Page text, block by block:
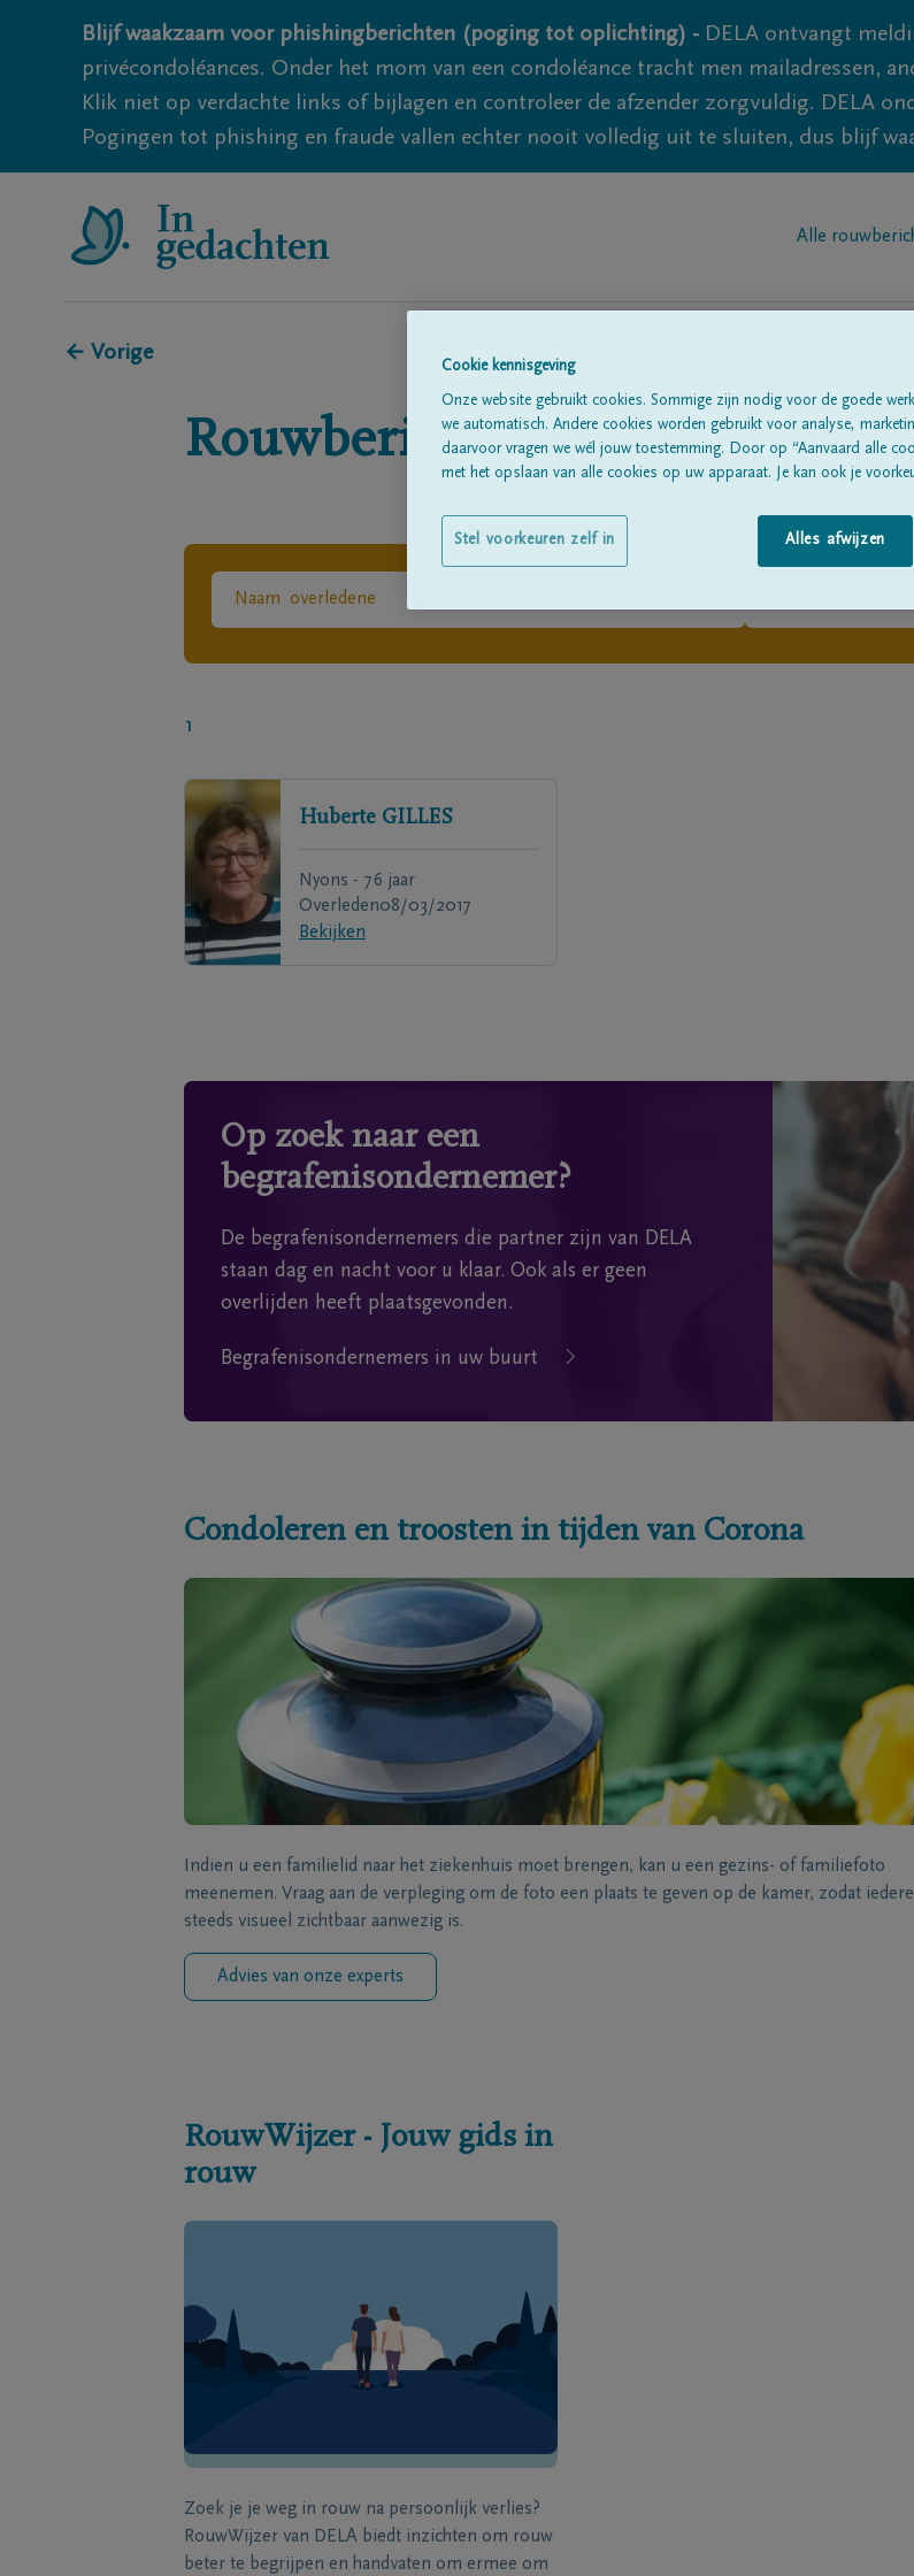
Blijf waakzaam voor phishingberichten (poging tot oplichting) - DELA ontvangt
privécondoléances. Onder het mom van een condoléance tracht men mailadressen,
Klik niet op verdachte links of bijlagen en controleer de afzender zorgvuldig. DELA
Pogingen tot phishing en fraude vallen echter nooit volledig uit te sluiten, dus blijf
Alle
← Vorige
Rouwberichten in 'Nyons'
1
Huberte GILLES
Nyons - 76 jaar
Overleden08/03/2017
Bekijken
Op zoek naar een
begrafenisondernemer?
De begrafenisondernemers die partner zijn van DELA
staan dag en nacht voor u klaar. Ook als er geen
overlijden heeft plaatsgevonden.
Begrafenisondernemers in uw buurt
Condoleren en troosten in tijden van Corona
Indien u een familielid naar het ziekenhuis moet brengen, kan u een gezins- of familiefoto
meenemen. Vraag aan de verpleging om de foto een plaats te geven op de kamer, zodat
steeds visueel zichtbaar aanwezig is.
Advies van onze experts
RouwWijzer - Jouw gids in
rouw
Zoek je je weg in rouw na persoonlijk verlies?
RouwWijzer van DELA biedt inzichten om rouw
beter te begrijpen en handvaten om ermee om
Cookie kennisgeving
Onze website gebruikt cookies. Sommige zijn nodig voor de goede
we automatisch. Andere cookies worden gebruikt voor analyse,
daarvoor vragen we wél jouw toestemming. Door op “Aanvaard alle
met het opslaan van alle cookies op uw apparaat. Je kan ook je
Alles afwijzen
Stel voorkeuren zelf in